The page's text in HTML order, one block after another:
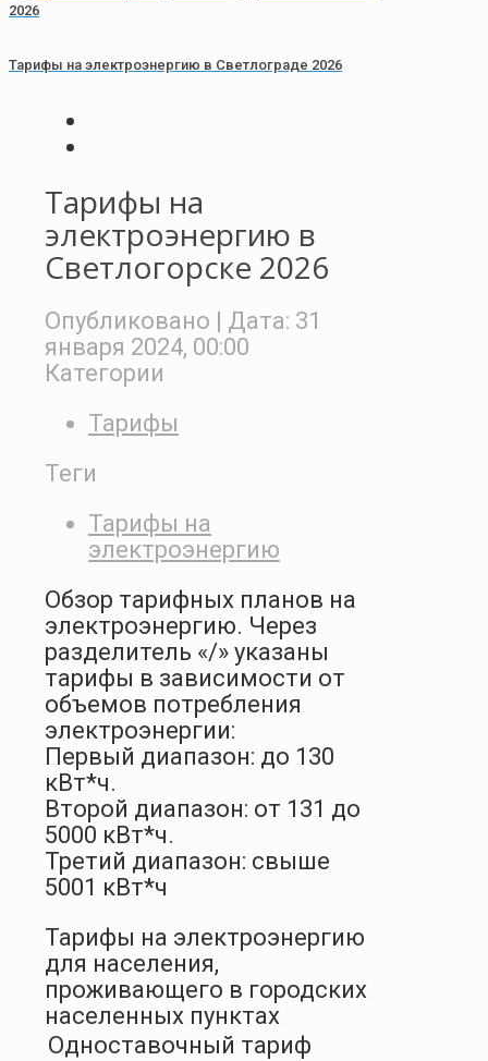
2026
Тарифы на электроэнергию в Светлограде 2026
Тарифы на
электроэнергию в
Светлогорске 2026
Опубликовано | Дата: 31
января 2024, 00:00
Категории
Тарифы
Теги
Тарифы на
электроэнергию
Обзор тарифных планов на
электроэнергию. Через
разделитель «/» указаны
тарифы в зависимости от
объемов потребления
электроэнергии:
Первый диапазон: до 130
кВт*ч.
Второй диапазон: от 131 до
5000 кВт*ч.
Третий диапазон: свыше
5001 кВт*ч
Тарифы на электроэнергию
для населения,
проживающего в городских
населенных пунктах
Одноставочный тариф